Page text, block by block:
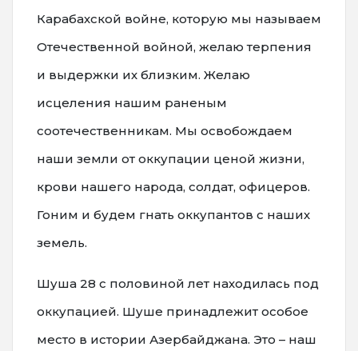
Карабахской войне, которую мы называем
Отечественной войной, желаю терпения
и выдержки их близким. Желаю
исцеления нашим раненым
соотечественникам. Мы освобождаем
наши земли от оккупации ценой жизни,
крови нашего народа, солдат, офицеров.
Гоним и будем гнать оккупантов с наших
земель.
Шуша 28 с половиной лет находилась под
оккупацией. Шуше принадлежит особое
место в истории Азербайджана. Это – наш